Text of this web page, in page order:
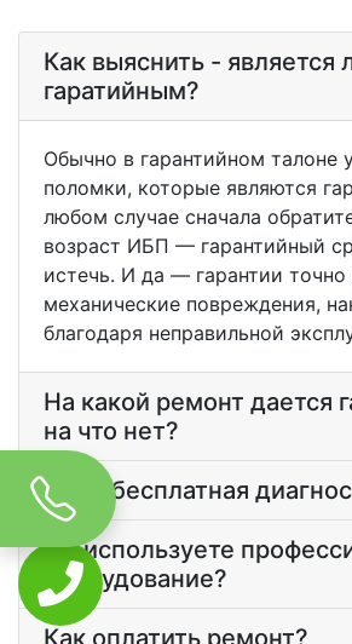
Как выяснить - является
гаратийным?
Обычно в гарантийном талоне
поломки, которые являются
любом случае сначала
возраст ИБП — гарантийный
истечь. И да — гарантии точно
механические повреждения,
благодаря неправильной
На какой ремонт дается
на что нет?
У вас бесплатная
Вы используете
оборудование?